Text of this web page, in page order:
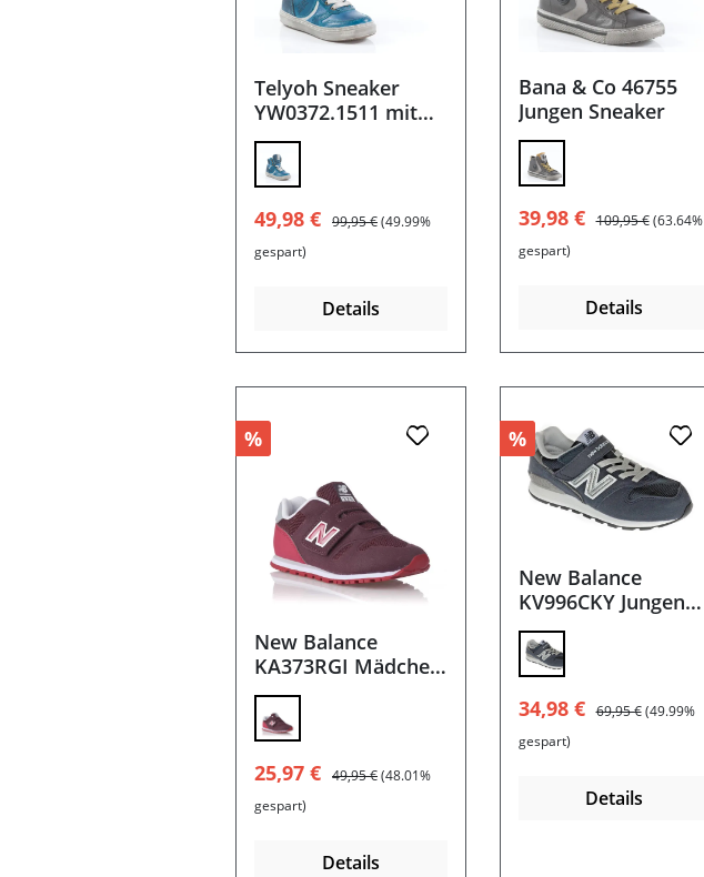
Telyoh Sneaker
YW0372.1511 mit
Filzfutter
Verkaufspreis:
49,98 € Regulärer Preis:
99,95 €(49.99%
gespart)
Details
Bana & Co 46755
Jungen Sneaker
Verkaufspreis:
39,98 € Regulärer Preis:
109,95 € (63.64%
gespart)
Details
%
New Balance
KA373RGI Mädchen
Sneaker mit
Klettverschluß 21-
28
Verkaufspreis:
25,97 € Regulärer Preis:
49,95 €(48.01%
gespart)
Details
%
New Balance
KV996CKY Jungen
Sneaker
Verkaufspreis:
34,98 € Regulärer Preis:
69,95 € (49.99%
gespart)
Details